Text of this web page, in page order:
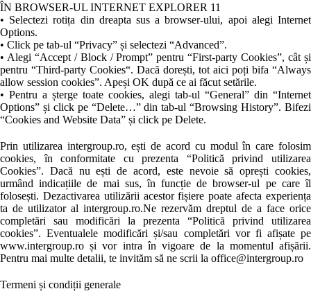
ÎN BROWSER-UL INTERNET EXPLORER 11
• Selectezi rotița din dreapta sus a browser-ului, apoi alegi Internet
Options.
• Click pe tab-ul “Privacy” și selectezi “Advanced”.
• Alegi “Accept / Block / Prompt” pentru “First-party Cookies”, cât și
pentru “Third-party Cookies“. Dacă dorești, tot aici poți bifa “Always
allow session cookies”. Apeși OK după ce ai făcut setările.
• Pentru a șterge toate cookies, alegi tab-ul “General” din “Internet
Options” și click pe “Delete…” din tab-ul “Browsing History”. Bifezi
“Cookies and Website Data” și click pe Delete.
Prin utilizarea intergroup.ro, ești de acord cu modul în care folosim
cookies, în conformitate cu prezenta “Politică privind utilizarea
Cookies”. Dacă nu ești de acord, este nevoie să oprești cookies,
urmând indicațiile de mai sus, în funcție de browser-ul pe care îl
folosești. Dezactivarea utilizării acestor fișiere poate afecta experiența
ta de utilizator al intergroup.ro.Ne rezervăm dreptul de a face orice
completări sau modificări la prezenta “Politică privind utilizarea
cookies”. Eventualele modificări și/sau completări vor fi afișate pe
www.intergroup.ro și vor intra în vigoare de la momentul afișării.
Pentru mai multe detalii, te invităm să ne scrii la office@intergroup.ro
Termeni și condiții generale